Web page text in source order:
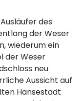
des
der Weser
wiederum ein
der Weser
neu
Aussicht auf
Hansestadt